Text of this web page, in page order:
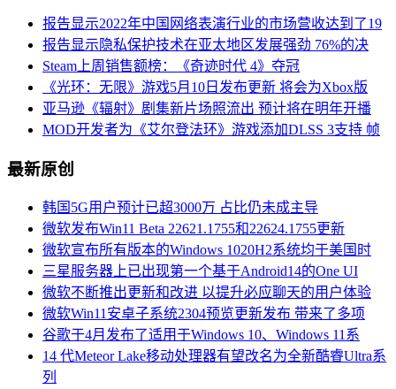
报告显示2022年中国网络表演行业的市场营收达到了19
报告显示隐私保护技术在亚太地区发展强劲 76%的决
Steam上周销售额榜：《奇迹时代 4》夺冠
《光环：无限》游戏5月10日发布更新 将会为Xbox版
亚马逊《辐射》剧集新片场照流出 预计将在明年开播
MOD开发者为《艾尔登法环》游戏添加DLSS 3支持 帧
最新原创
韩国5G用户预计已超3000万 占比仍未成主导
微软发布Win11 Beta 22621.1755和22624.1755更新
微软宣布所有版本的Windows 1020H2系统均于美国时
三星服务器上已出现第一个基于Android14的One UI
微软不断推出更新和改进 以提升必应聊天的用户体验
微软Win11安卓子系统2304预览更新发布 带来了多项
谷歌于4月发布了适用于Windows 10、Windows 11系
14 代Meteor Lake移动处理器有望改名为全新酷睿Ultra系
列